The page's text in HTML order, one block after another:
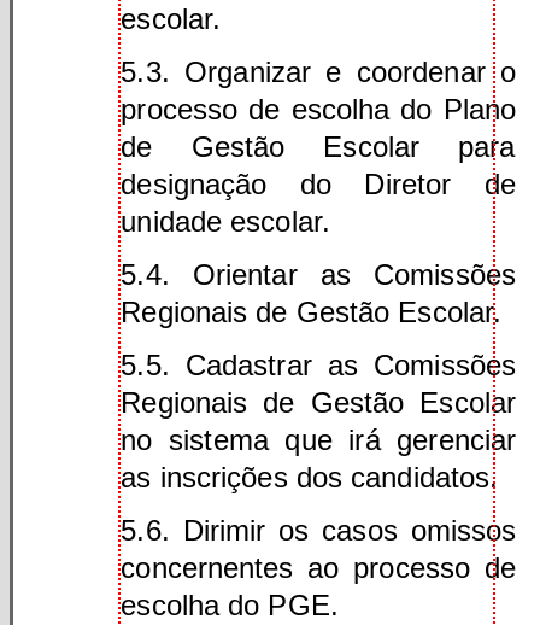
escolar.
5.3. Organizar e coordenar o
processo de escolha do Plano
de Gestão Escolar para
designação do Diretor de
unidade escolar.
5.4. Orientar as Comissões
Regionais de Gestão Escolar.
5.5. Cadastrar as Comissões
Regionais de Gestão Escolar
no sistema que irá gerenciar
as inscrições dos candidatos.
5.6. Dirimir os casos omissos
concernentes ao processo de
escolha do PGE.